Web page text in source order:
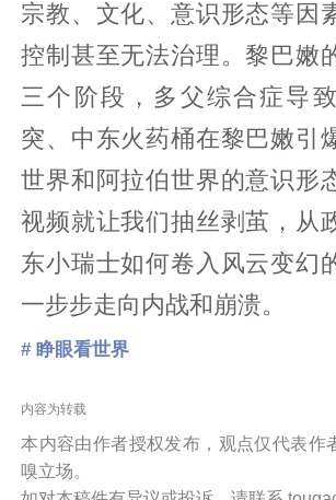
宗教、文化、意识形态等因
控制甚至无法治理。黎巴嫩
三个阶段，多父综合症导
突、中东火药桶在黎巴嫩引
世界和阿拉伯世界的意识形
视频就让我们抽丝剥茧，从
东小瑞士如何卷入风云变幻
一步步走向内战和崩溃。
# 睁眼看世界
内容为转载
本内容由作者授权发布，观点仅代表作
嗅立场。